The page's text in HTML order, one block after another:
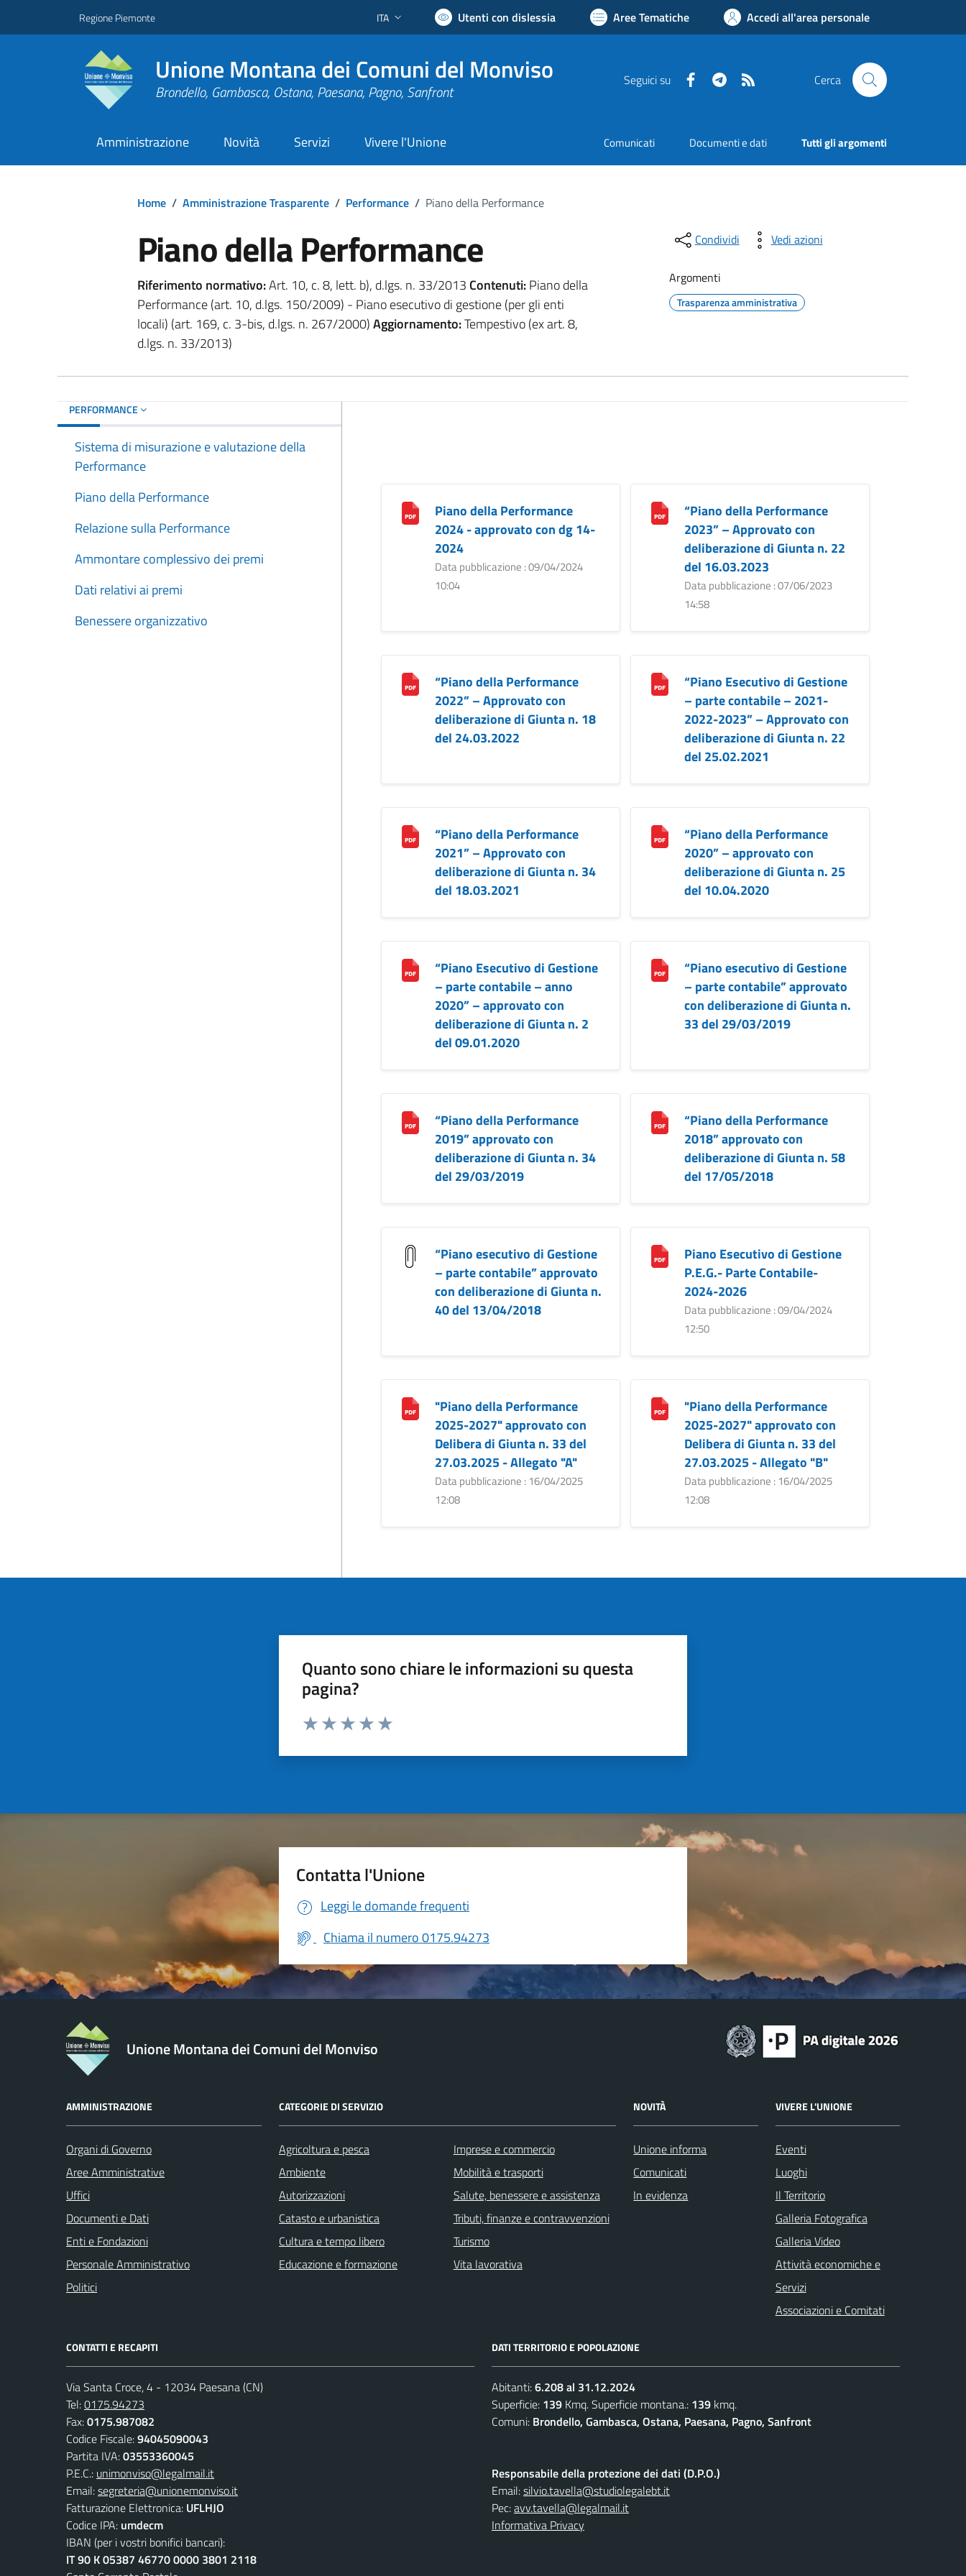
Regione Piemonte Lingua attiva:
ITA Utenti con dislessia Aree Tematiche Accedi all'area personale
Unione Montana dei Comuni del Monviso
Brondello, Gambasca, Ostana, Paesana, Pagno, Sanfront
Seguici su FacebookTelegram Cerca
Amministrazione Novità Servizi Vivere l'Unione Comunicati Documenti e dati Tutti gli argomenti
Home / Amministrazione Trasparente / Performance / Piano della Performance
Piano della Performance
Riferimento normativo:Art. 10, c. 8, lett. b), d.lgs. n. 33/2013 Contenuti:Piano della
Performance (art. 10, d.lgs. 150/2009) - Piano esecutivo di gestione (per gli enti
locali) (art. 169, c. 3-bis, d.lgs. n. 267/2000)Aggiornamento:Tempestivo (ex art. 8,
d.lgs. n. 33/2013)
Condividi Vedi azioni
Argomenti
Trasparenza amministrativa
PERFORMANCE
Sistema di misurazione e valutazione della
Performance
Piano della Performance
Relazione sulla Performance
Ammontare complessivo dei premi
Dati relativi ai premi
Benessere organizzativo
Piano della Performance
2024 - approvato con dg 14-
2024
Data pubblicazione : 09/04/2024
10:04
“Piano della Performance
2023” – Approvato con
deliberazione di Giunta n. 22
del 16.03.2023
Data pubblicazione : 07/06/2023
14:58
“Piano della Performance
2022” – Approvato con
deliberazione di Giunta n. 18
del 24.03.2022
“Piano Esecutivo di Gestione
– parte contabile – 2021-
2022-2023” – Approvato con
deliberazione di Giunta n. 22
del 25.02.2021
“Piano della Performance
2021” – Approvato con
deliberazione di Giunta n. 34
del 18.03.2021
“Piano della Performance
2020” – approvato con
deliberazione di Giunta n. 25
del 10.04.2020
“Piano Esecutivo di Gestione
– parte contabile – anno
2020” – approvato con
deliberazione di Giunta n. 2
del 09.01.2020
“Piano esecutivo di Gestione
– parte contabile” approvato
con deliberazione di Giunta n.
33 del 29/03/2019
“Piano della Performance
2019” approvato con
deliberazione di Giunta n. 34
del 29/03/2019
“Piano della Performance
2018” approvato con
deliberazione di Giunta n. 58
del 17/05/2018
“Piano esecutivo di Gestione
– parte contabile” approvato
con deliberazione di Giunta n.
40 del 13/04/2018
Piano Esecutivo di Gestione
P.E.G.- Parte Contabile-
2024-2026
Data pubblicazione : 09/04/2024
12:50
"Piano della Performance
2025-2027" approvato con
Delibera di Giunta n. 33 del
27.03.2025 - Allegato "A"
Data pubblicazione : 16/04/2025
12:08
"Piano della Performance
2025-2027" approvato con
Delibera di Giunta n. 33 del
27.03.2025 - Allegato "B"
Data pubblicazione : 16/04/2025
12:08
Quanto sono chiare le informazioni su questa
pagina?
Valuta da 1 a 5 stelle la pagina
Contatta l'Unione
Leggi le domande frequenti
Chiama il numero 0175.94273
Unione Montana dei Comuni del Monviso
AMMINISTRAZIONE
Organi di Governo
Aree Amministrative
Uffici
Documenti e Dati
Enti e Fondazioni
Personale Amministrativo
Politici
CATEGORIE DI SERVIZIO
Agricoltura e pesca
Ambiente
Autorizzazioni
Catasto e urbanistica
Cultura e tempo libero
Educazione e formazione
Imprese e commercio
Mobilità e trasporti
Salute, benessere e assistenza
Tributi, finanze e contravvenzioni
Turismo
Vita lavorativa
NOVITÀ
Unione informa
Comunicati
In evidenza
VIVERE L'UNIONE
Eventi
Luoghi
Il Territorio
Galleria Fotografica
Galleria Video
Attività economiche e
Servizi
Associazioni e Comitati
CONTATTI E RECAPITI
Via Santa Croce, 4 - 12034 Paesana (CN)
Tel:0175.94273
Fax:0175.987082
Codice Fiscale:94045090043
Partita IVA:03553360045
P.E.C.: unimonviso@legalmail.it
Email:segreteria@unionemonviso.it
Fatturazione Elettronica: UFLHJO
Codice IPA: umdecm
IBAN (per i vostri bonifici bancari):
IT 90 K 05387 46770 0000 3801 2118
DATI TERRITORIO E POPOLAZIONE
Abitanti:6.208 al 31.12.2024
Superficie: 139 Kmq. Superficie montana.: 139 kmq.
Comuni: Brondello, Gambasca, Ostana, Paesana, Pagno, Sanfront
Responsabile della protezione dei dati (D.P.O.)
Email:silvio.tavella@studiolegalebt.it
Pec:avv.tavella@legalmail.it
Informativa Privacy